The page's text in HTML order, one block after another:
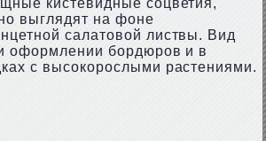
кистевидные соцветия,
выглядят на фоне
салатовой листвы. Вид
оформлении бордюров и в
с высокорослыми растениями.